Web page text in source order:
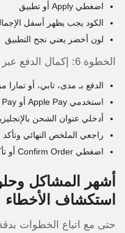
اضغطي Apply أو تطبيق
الكود يجب يظهر أسفل
لون أخضر يعني نجح التطبيق
الخطوة 6: إكمال الدفع عبر الجوال
الدفع بـ مدى، تابي، أو
استخدمي Apple Pay أو Google Pay إن كان متاح للسرعة
أدخلي عنوان الشحن
راجعي الملخص النهائي
اضغطي Confirm Order أو تأكيد
أشهر المشاكل
استكشاف الأخطاء
حتى مع اتباع الخطوات